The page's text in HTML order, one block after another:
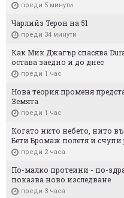
преди 5 минути
Чарлийз Терон на 51
преди 34 минути
Как Мик Джагър спасява
остава заедно и до днес
преди 1 час
Нова теория променя
Земята
преди 1 час
Когато нито небето, нито
Бети Бромаж полетя и счупи
преди 2 часа
По-малко протеини - по-
показва ново изследване
преди 3 часа